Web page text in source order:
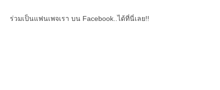
ร่วมเป็นแฟนเพจเรา บน Facebook..ได้ที่นี่เลย!!